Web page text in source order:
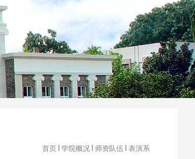
首页 学院概况 师资队伍 表演系